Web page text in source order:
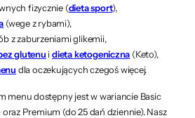
fizycznie (dieta sport),
(wege z rybami),
z zaburzeniami glikemii,
glutenu idieta ketogeniczna (Keto),
dla oczekujących czegoś więcej.
menu dostępny jest w wariancie Basic
Premium (do 25 dań dziennie). Nasz